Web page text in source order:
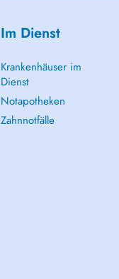
Im Dienst
Krankenhäuser im
Dienst
Notapotheken
Zahnnotfälle